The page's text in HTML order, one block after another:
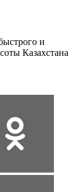
и
Казахстана